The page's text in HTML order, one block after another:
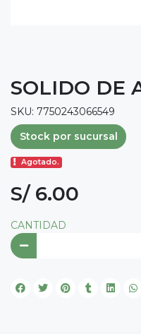
SOLIDO DE
SKU: 7750243066549
Stock por sucursal
Agotado.
S/ 6.00
CANTIDAD